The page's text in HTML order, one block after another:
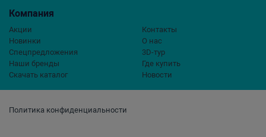
Политика конфиденциальности
Компания
Акции
Новинки
Спецпредложения
Наши бренды
Скачать каталог
Контакты
О нас
3D-тур
Где купить
Новости